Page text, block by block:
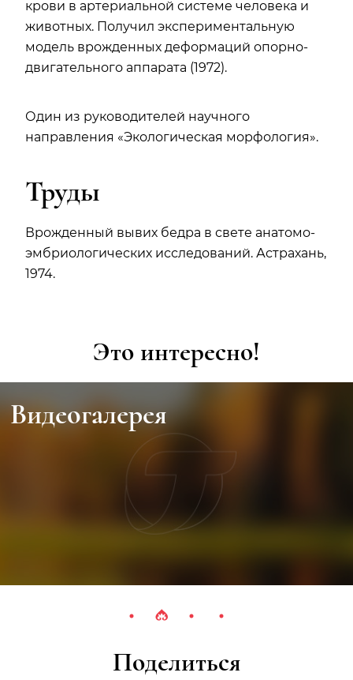
крови в артериальной системе человека и
животных. Получил экспериментальную
модель врожденных деформаций опорно-
двигательного аппарата (1972).
Один из руководителей научного
направления «Экологическая морфология».
Труды
Врожденный вывих бедра в свете анатомо-
эмбриологических исследований. Астрахань,
1974.
Это интересно!
Видеогалерея
Поделиться